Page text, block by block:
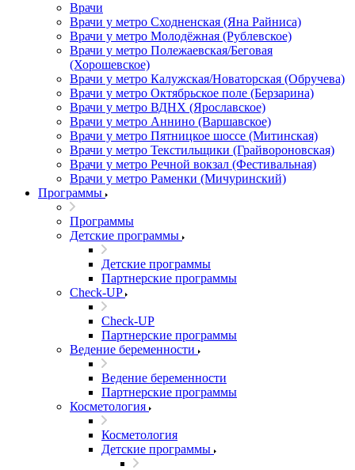
Врачи
Врачи у метро Сходненская (Яна Райниса)
Врачи у метро Молодёжная (Рублевское)
Врачи у метро Полежаевская/Беговая
(Хорошевское)
Врачи у метро Калужская/Новаторская (Обручева)
Врачи у метро Октябрьское поле (Берзарина)
Врачи у метро ВДНХ (Ярославское)
Врачи у метро Аннино (Варшавское)
Врачи у метро Пятницкое шоссе (Митинская)
Врачи у метро Текстильщики (Грайвороновская)
Врачи у метро Речной вокзал (Фестивальная)
Врачи у метро Раменки (Мичуринский)
Программы
Программы
Детские программы
Детские программы
Партнерские программы
Check-UP
Check-UP
Партнерские программы
Ведение беременности
Ведение беременности
Партнерские программы
Косметология
Косметология
Детские программы